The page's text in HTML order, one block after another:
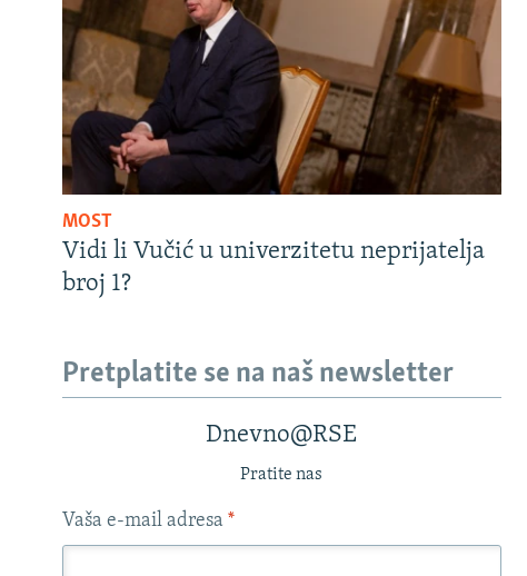
MOST
Vidi li Vučić u univerzitetu neprijatelja
broj 1?
Pretplatite se na naš newsletter
Dnevno@RSE
Pratite nas
Vaša e-mail adresa *